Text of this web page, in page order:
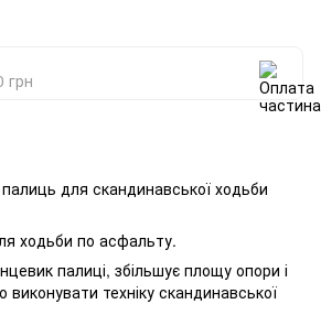
грн
для скандинавської ходьби
ходьби по асфальту.
палиці, збільшує площу опори і
техніку скандинавської